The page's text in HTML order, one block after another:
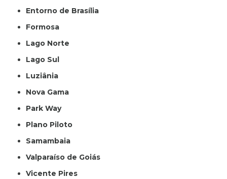
Entorno de Brasília
Formosa
Lago Norte
Lago Sul
Luziânia
Nova Gama
Park Way
Plano Piloto
Samambaia
Valparaíso de Goiás
Vicente Pires